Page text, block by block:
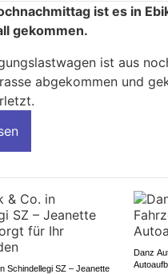
ist es in
gekommen.
ist aus
abgekommen und
Schindellegi SZ – Jeanette
Danz